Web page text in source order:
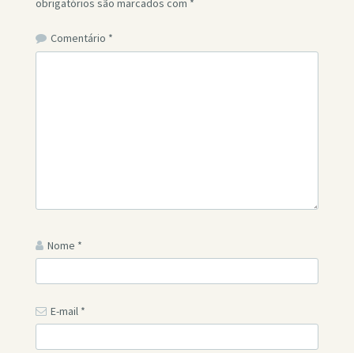
obrigatórios são marcados com *
Comentário *
Nome *
E-mail *